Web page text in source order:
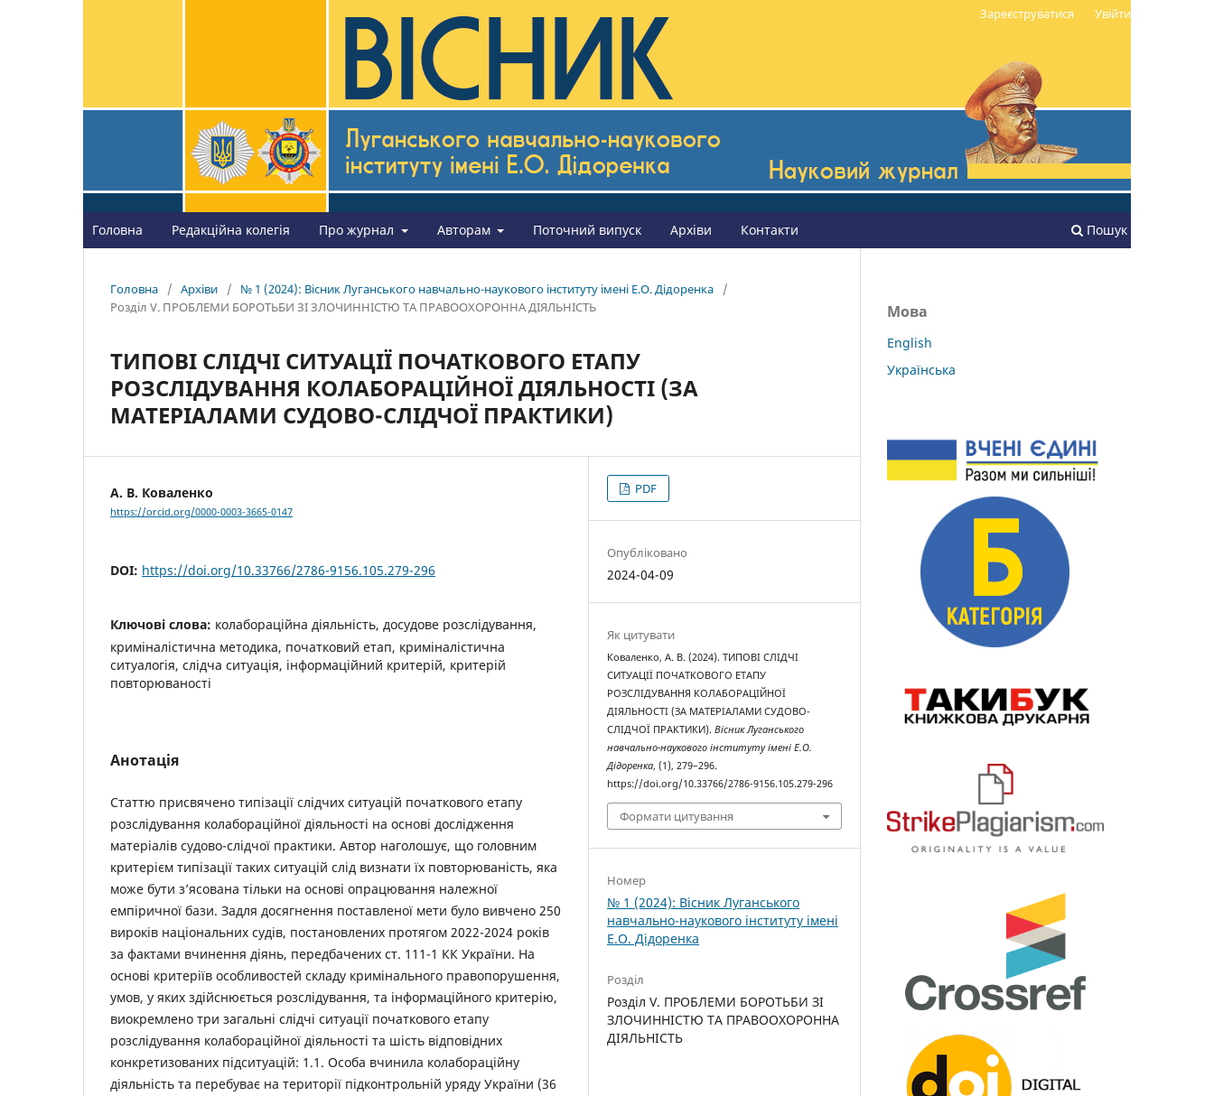
Головна Редакційна колегія Про журнал Авторам Поточний випуск Архіви Контакти Пошук
Зареєструватися Увійти
Головна / Архіви / № 1 (2024): Вісник Луганського навчально-наукового інституту імені Е.О. Дідоренка
/
Розділ V. ПРОБЛЕМИ БОРОТЬБИ ЗІ ЗЛОЧИННІСТЮ ТА ПРАВООХОРОННА ДІЯЛЬНІСТЬ
ТИПОВІ СЛІДЧІ СИТУАЦІЇ ПОЧАТКОВОГО ЕТАПУ
РОЗСЛІДУВАННЯ КОЛАБОРАЦІЙНОЇ ДІЯЛЬНОСТІ (ЗА
МАТЕРІАЛАМИ СУДОВО-СЛІДЧОЇ ПРАКТИКИ)
А. В. Коваленко
https://orcid.org/0000-0003-3665-0147
DOI: https://doi.org/10.33766/2786-9156.105.279-296
Ключові слова: колабораційна діяльність, досудове розслідування,
криміналістична методика, початковий етап, криміналістична
ситуалогія, слідча ситуація, інформаційний критерій, критерій
повторюваності
Анотація
Статтю присвячено типізації слідчих ситуацій початкового етапу
розслідування колабораційної діяльності на основі дослідження
матеріалів судово-слідчої практики. Автор наголошує, що головним
критерієм типізації таких ситуацій слід визнати їх повторюваність, яка
може бути з’ясована тільки на основі опрацювання належної
емпіричної бази. Задля досягнення поставленої мети було вивчено 250
вироків національних судів, постановлених протягом 2022-2024 років
за фактами вчинення діянь, передбачених ст. 111-1 КК України. На
основі критеріїв особливостей складу кримінального правопорушення,
умов, у яких здійснюється розслідування, та інформаційного критерію,
виокремлено три загальні слідчі ситуації початкового етапу
розслідування колабораційної діяльності та шість відповідних
конкретизованих підситуацій: 1.1. Особа вчинила колабораційну
діяльність та перебуває на території підконтрольній уряду України (36
PDF
Опубліковано
2024-04-09
Як цитувати
Коваленко, А. В. (2024). ТИПОВІ СЛІДЧІ
СИТУАЦІЇ ПОЧАТКОВОГО ЕТАПУ
РОЗСЛІДУВАННЯ КОЛАБОРАЦІЙНОЇ
ДІЯЛЬНОСТІ (ЗА МАТЕРІАЛАМИ СУДОВО-
СЛІДЧОЇ ПРАКТИКИ).Вісник Луганського
навчально-наукового інституту імені Е.О.
Дідоренка, (1), 279–296.
https://doi.org/10.33766/2786-9156.105.279-296
Формати цитування
Номер
№ 1 (2024): Вісник Луганського
навчально-наукового інституту імені
Е.О. Дідоренка
Розділ
Розділ V. ПРОБЛЕМИ БОРОТЬБИ ЗІ
ЗЛОЧИННІСТЮ ТА ПРАВООХОРОННА
ДІЯЛЬНІСТЬ
Мова
English
Українська